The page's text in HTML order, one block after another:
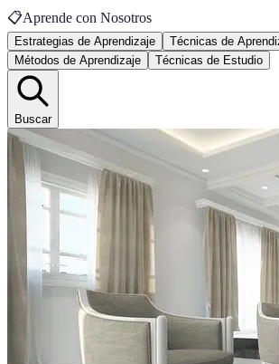
📋Aprende con Nosotros
Estrategias de Aprendizaje Técnicas de
Métodos de Aprendizaje
Técnicas de Estudio
Buscar